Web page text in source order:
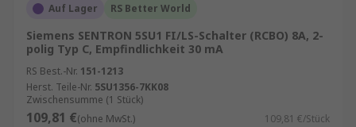
Auf Lager RS Better World
Siemens SENTRON 5SU1 FI/LS-Schalter (RCBO) 8A, 2-
polig Typ C, Empfindlichkeit 30 mA
RS Best.-Nr. 151-1213
Herst. Teile-Nr. 5SU1356-7KK08
Zwischensumme (1 Stück)
109,81 €(ohne MwSt.) 109,81 €/Stück